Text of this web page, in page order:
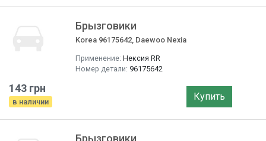
Брызговики
Korea 96175642, Daewoo Nexia
Применение: Нексия RR
Номер детали: 96175642
143 грн
в наличии Купить
Брызговики